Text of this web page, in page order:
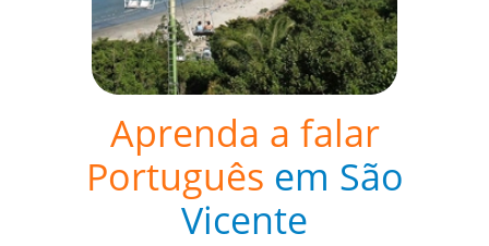
Aprenda a falar
Português em São
Vicente